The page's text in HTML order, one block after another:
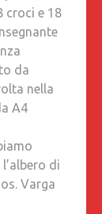
croci e 18
da
nella
A4
di
Varga